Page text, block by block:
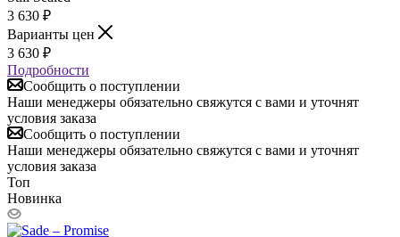
3 630 ₽
Варианты цен
3 630 ₽
Подробности
Сообщить о поступлении
Наши менеджеры обязательно свяжутся с вами и уточнят
условия заказа
Сообщить о поступлении
Наши менеджеры обязательно свяжутся с вами и уточнят
условия заказа
Топ
Новинка